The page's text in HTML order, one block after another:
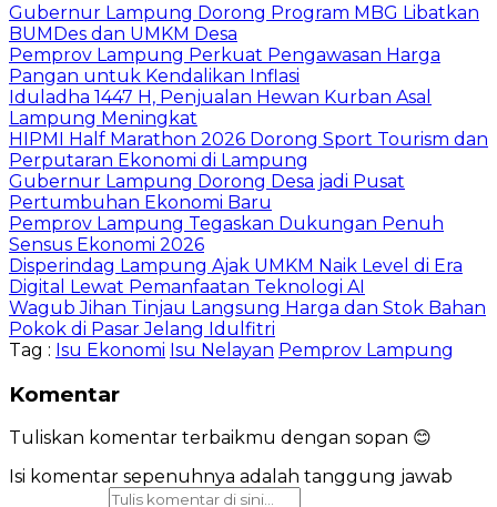
Gubernur Lampung Dorong Program MBG Libatkan
BUMDes dan UMKM Desa
Pemprov Lampung Perkuat Pengawasan Harga
Pangan untuk Kendalikan Inflasi
Iduladha 1447 H, Penjualan Hewan Kurban Asal
Lampung Meningkat
HIPMI Half Marathon 2026 Dorong Sport Tourism dan
Perputaran Ekonomi di Lampung
Gubernur Lampung Dorong Desa jadi Pusat
Pertumbuhan Ekonomi Baru
Pemprov Lampung Tegaskan Dukungan Penuh
Sensus Ekonomi 2026
Disperindag Lampung Ajak UMKM Naik Level di Era
Digital Lewat Pemanfaatan Teknologi AI
Wagub Jihan Tinjau Langsung Harga dan Stok Bahan
Pokok di Pasar Jelang Idulfitri
Tag : Isu Ekonomi Isu Nelayan Pemprov Lampung
Komentar
Tuliskan komentar terbaikmu dengan sopan 😊
Isi komentar sepenuhnya adalah tanggung jawab